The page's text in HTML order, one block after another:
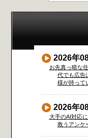
2026年
お先真っ暗な
代でも広告
様が持って
2026年
大手のAI対応
救うアンケ